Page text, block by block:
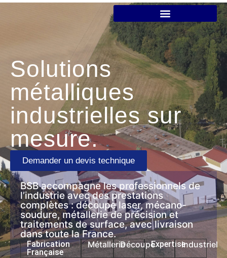
Solutions
métalliques
industrielles sur
mesure.
Demander un devis technique
BSB accompagne les professionnels de
l’industrie avec des prestations
complètes : découpe laser, mécano-
soudure, métallerie de précision et
traitements de surface, avec livraison
dans toute la France.
Fabrication
Française
MétallerieDécoupeExpertiseIndustriel